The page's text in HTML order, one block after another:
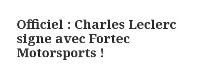
Officiel : Charles Leclerc
signe avec Fortec
Motorsports !